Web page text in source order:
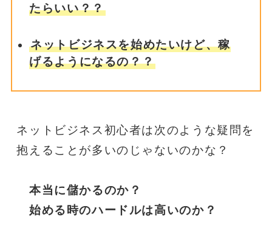
たらいい？？
ネットビジネスを始めたいけど、稼
げるようになるの？？
ネットビジネス初心者は次のような疑問を
抱えることが多いのじゃないのかな？
本当に儲かるのか？
始める時のハードルは高いのか？